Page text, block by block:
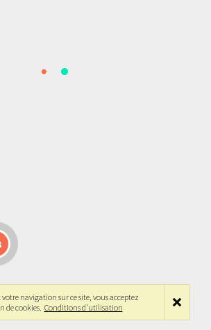
navigation sur ce site, vous acceptez
de cookies. Conditions d'utilisation